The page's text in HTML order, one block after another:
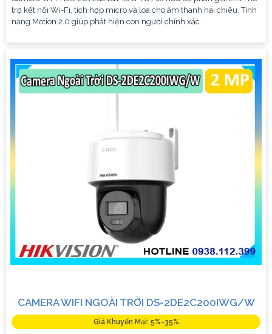
trợ kết nối Wi-Fi, tích hợp micro và loa cho âm thanh hai chiều. Tính
năng Motion 2.0 giúp phát hiện con người chính xác
CAMERA WIFI NGOÀI TRỜI DS-2DE2C200IWG/W
Giá Khuyến Mại: 5%-35%